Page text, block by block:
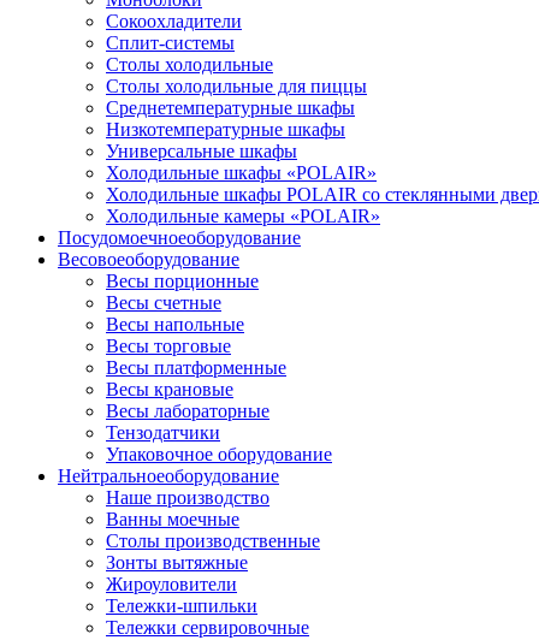
Сокоохладители
Сплит-системы
Столы холодильные
Столы холодильные для пиццы
Среднетемпературные шкафы
Низкотемпературные шкафы
Универсальные шкафы
Холодильные шкафы «POLAIR»
Холодильные шкафы POLAIR со стеклянными
Холодильные камеры «POLAIR»
Посудомоечноеоборудование
Весовоеоборудование
Весы порционные
Весы счетные
Весы напольные
Весы торговые
Весы платформенные
Весы крановые
Весы лабораторные
Тензодатчики
Упаковочное оборудование
Нейтральноеоборудование
Наше производство
Ванны моечные
Столы производственные
Зонты вытяжные
Жироуловители
Тележки-шпильки
Тележки сервировочные